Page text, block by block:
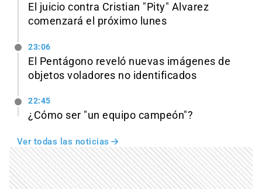
El juicio contra Cristian "Pity" Alvarez
comenzará el próximo lunes
23:06
El Pentágono reveló nuevas imágenes de
objetos voladores no identificados
22:45
¿Cómo ser "un equipo campeón"?
Ver todas las noticias